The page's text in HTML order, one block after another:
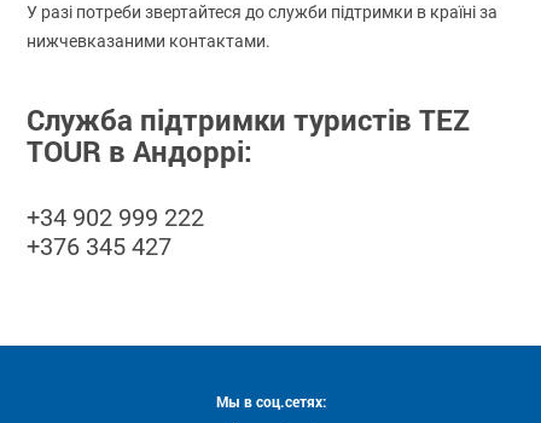
У разі потреби звертайтеся до служби підтримки в країні за
нижчевказаними контактами.
Служба підтримки туристів TEZ
TOUR в Андоррі:
+34 902 999 222
+376 345 427
Мы в соц.сетях: